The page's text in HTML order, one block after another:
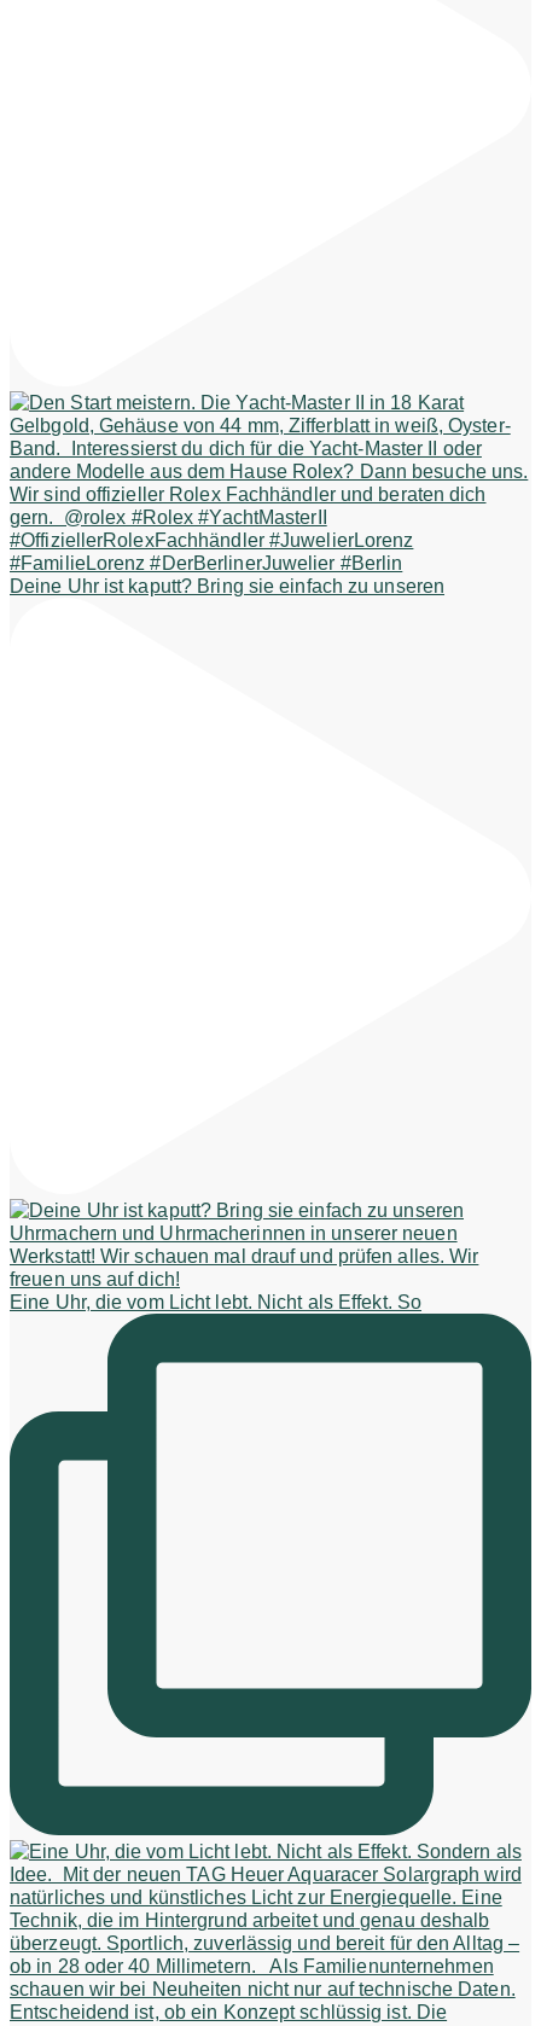
Deine Uhr ist kaputt? Bring sie einfach zu unseren
Eine Uhr, die vom Licht lebt. Nicht als Effekt. So